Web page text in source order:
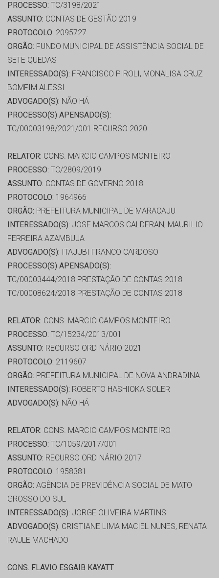
PROCESSO: TC/3198/2021
ASSUNTO: CONTAS DE GESTÃO 2019
PROTOCOLO: 2095727
ORGÃO: FUNDO MUNICIPAL DE ASSISTÊNCIA SOCIAL DE
SETE QUEDAS
INTERESSADO(S): FRANCISCO PIROLI, MONALISA CRUZ
BOMFIM ALESSI
ADVOGADO(S): NÃO HÁ
PROCESSO(S) APENSADO(S):
TC/00003198/2021/001 RECURSO 2020
RELATOR: CONS. MARCIO CAMPOS MONTEIRO
PROCESSO: TC/2809/2019
ASSUNTO: CONTAS DE GOVERNO 2018
PROTOCOLO: 1964966
ORGÃO: PREFEITURA MUNICIPAL DE MARACAJU
INTERESSADO(S): JOSE MARCOS CALDERAN, MAURILIO
FERREIRA AZAMBUJA
ADVOGADO(S): ITAJUBI FRANCO CARDOSO
PROCESSO(S) APENSADO(S):
TC/00003444/2018 PRESTAÇÃO DE CONTAS 2018
TC/00008624/2018 PRESTAÇÃO DE CONTAS 2018
RELATOR: CONS. MARCIO CAMPOS MONTEIRO
PROCESSO: TC/15234/2013/001
ASSUNTO: RECURSO ORDINÁRIO 2021
PROTOCOLO: 2119607
ORGÃO: PREFEITURA MUNICIPAL DE NOVA ANDRADINA
INTERESSADO(S): ROBERTO HASHIOKA SOLER
ADVOGADO(S): NÃO HÁ
RELATOR: CONS. MARCIO CAMPOS MONTEIRO
PROCESSO: TC/1059/2017/001
ASSUNTO: RECURSO ORDINÁRIO 2017
PROTOCOLO: 1958381
ORGÃO: AGÊNCIA DE PREVIDÊNCIA SOCIAL DE MATO
GROSSO DO SUL
INTERESSADO(S): JORGE OLIVEIRA MARTINS
ADVOGADO(S): CRISTIANE LIMA MACIEL NUNES, RENATA
RAULE MACHADO
CONS. FLAVIO ESGAIB KAYATT